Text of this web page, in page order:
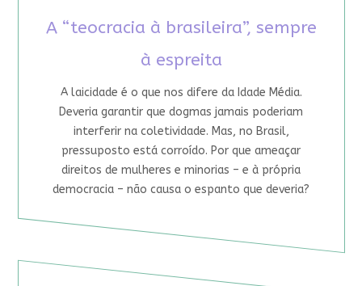
A “teocracia à brasileira”, sempre
à espreita
A laicidade é o que nos difere da Idade Média.
Deveria garantir que dogmas jamais poderiam
interferir na coletividade. Mas, no Brasil,
pressuposto está corroído. Por que ameaçar
direitos de mulheres e minorias – e à própria
democracia – não causa o espanto que deveria?